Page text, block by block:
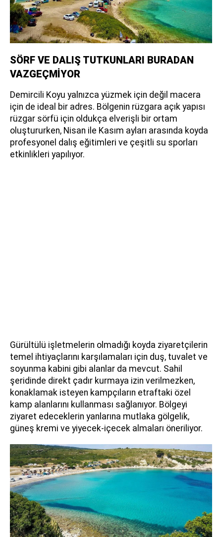
SÖRF VE DALIŞ TUTKUNLARI BURADAN
VAZGEÇMİYOR
Demircili Koyu yalnızca yüzmek için değil macera
için de ideal bir adres. Bölgenin rüzgara açık yapısı
rüzgar sörfü için oldukça elverişli bir ortam
oluştururken, Nisan ile Kasım ayları arasında koyda
profesyonel dalış eğitimleri ve çeşitli su sporları
etkinlikleri yapılıyor.
Gürültülü işletmelerin olmadığı koyda ziyaretçilerin
temel ihtiyaçlarını karşılamaları için duş, tuvalet ve
soyunma kabini gibi alanlar da mevcut. Sahil
şeridinde direkt çadır kurmaya izin verilmezken,
konaklamak isteyen kampçıların etraftaki özel
kamp alanlarını kullanması sağlanıyor. Bölgeyi
ziyaret edeceklerin yanlarına mutlaka gölgelik,
güneş kremi ve yiyecek-içecek almaları öneriliyor.